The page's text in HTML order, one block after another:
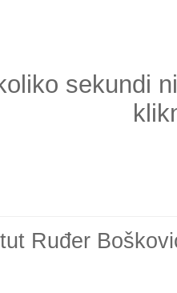
sekundi
Ruđer